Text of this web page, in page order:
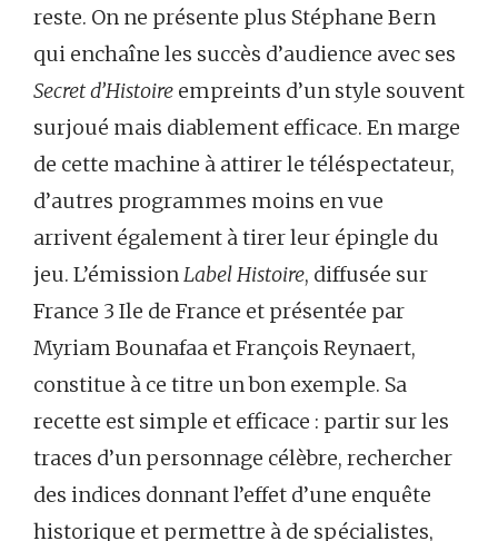
reste. On ne présente plus Stéphane Bern
qui enchaîne les succès d’audience avec ses
Secret d’Histoire empreints d’un style souvent
surjoué mais diablement efficace. En marge
de cette machine à attirer le téléspectateur,
d’autres programmes moins en vue
arrivent également à tirer leur épingle du
jeu. L’émissionLabel Histoire, diffusée sur
France 3 Ile de France et présentée par
Myriam Bounafaa et François Reynaert,
constitue à ce titre un bon exemple. Sa
recette est simple et efficace : partir sur les
traces d’un personnage célèbre, rechercher
des indices donnant l’effet d’une enquête
historique et permettre à de spécialistes,